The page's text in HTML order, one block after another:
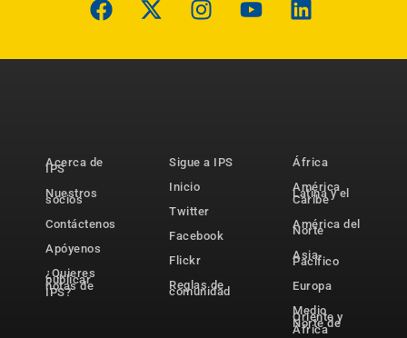
Acerca de
IPS
Nuestros
socios
Contáctenos
Apóyenos
¿Quieres
publicar
notas de
IPS?
Sigue a IPS
Inicio
Twitter
Facebook
Flickr
Reglas de
comunidad
África
América
Latina y el
Caribe
América del
Norte
Asia-
Pacífico
Europa
Medio
Oriente y
Norte de
África